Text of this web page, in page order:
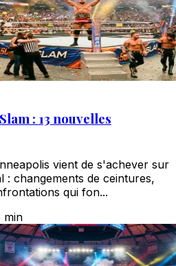
: 13 nouvelles
vient de s'achever sur
: changements de ceintures,
qui fon...
min